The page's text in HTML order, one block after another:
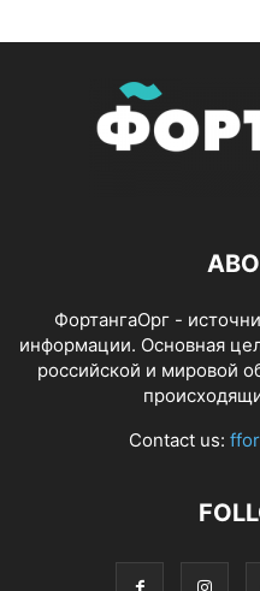
ФортангаОрг -
информации. Основная
российской и мировой
Contact us: